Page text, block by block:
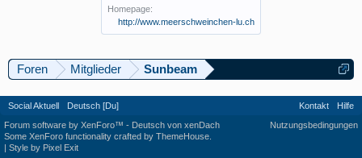
Homepage:
http://www.meerschweinchen-lu.ch
Foren Mitglieder Sunbeam
Social Aktuell Deutsch [Du] Kontakt
Hilfe
Nutzungsbedingungen
Forum software by XenForo™ - Deutsch von xenDach
Some XenForo functionality crafted by ThemeHouse
| Style by Pixel Exit